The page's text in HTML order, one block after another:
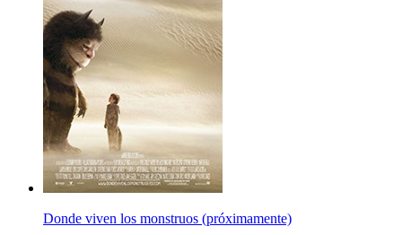
Donde viven los monstruos (próximamente)